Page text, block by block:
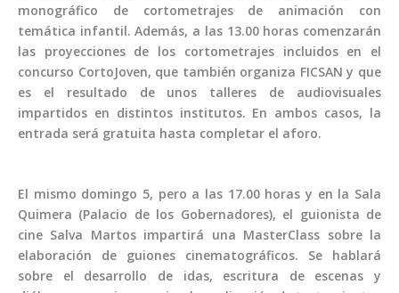
monográfico de cortometrajes de animación con
temática infantil. Además, a las 13.00 horas comenzarán
las proyecciones de los cortometrajes incluidos en el
concurso CortoJoven, que también organiza FICSAN y que
es el resultado de unos talleres de audiovisuales
impartidos en distintos institutos. En ambos casos, la
entrada será gratuita hasta completar el aforo.
El mismo domingo 5, pero a las 17.00 horas y en la Sala
Quimera (Palacio de los Gobernadores), el guionista de
cine Salva Martos impartirá una MasterClass sobre la
elaboración de guiones cinematográficos. Se hablará
sobre el desarrollo de idas, escritura de escenas y